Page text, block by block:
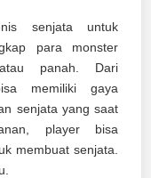
senjata untuk
para monster
panah. Dari
memiliki gaya
senjata yang saat
player bisa
membuat senjata.